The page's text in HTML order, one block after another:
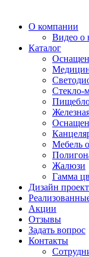
О компании
Видео о
Каталог
Стекло-
Мебель
Жалюзи
Гамма
Дизайн
Акции
Отзывы
Задать вопрос
Контакты